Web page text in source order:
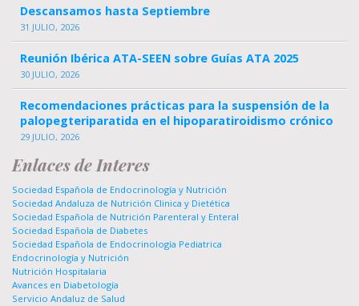
Descansamos hasta Septiembre
31 JULIO, 2026
Reunión Ibérica ATA-SEEN sobre Guías ATA 2025
30 JULIO, 2026
Recomendaciones prácticas para la suspensión de la
palopegteriparatida en el hipoparatiroidismo crónico
29 JULIO, 2026
Enlaces de Interes
Sociedad Española de Endocrinología y Nutrición
Sociedad Andaluza de Nutrición Clinica y Dietética
Sociedad Española de Nutrición Parenteral y Enteral
Sociedad Española de Diabetes
Sociedad Española de Endocrinología Pediatrica
Endocrinología y Nutrición
Nutrición Hospitalaria
Avances en Diabetología
Servicio Andaluz de Salud